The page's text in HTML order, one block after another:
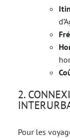
2.
Pour les